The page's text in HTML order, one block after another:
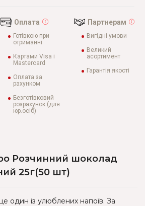
Оплата
Готівкою при
отриманні
Картами Visa і
Mastercard
Оплата за
рахунком
Безготівковий
розрахунок (для
юр.осіб)
Партнерам
Вигідні умови
Великий
асортимент
Гарантія якості
Розчинний шоколад
25г(50 шт)
один із улюблених напоїв. За